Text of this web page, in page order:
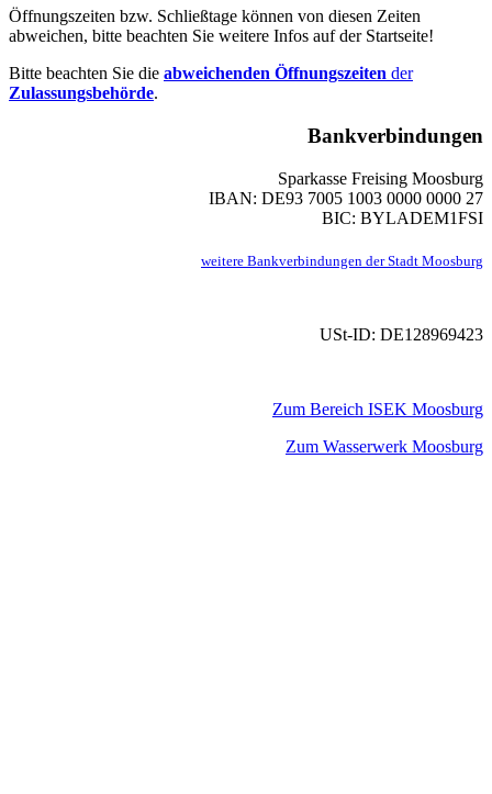
Öffnungszeiten bzw. Schließtage können von diesen Zeiten
abweichen, bitte beachten Sie weitere Infos auf der Startseite!
Bitte beachten Sie die abweichenden Öffnungszeiten der
Zulassungsbehörde.
Bankverbindungen
Sparkasse Freising Moosburg
IBAN: DE93 7005 1003 0000 0000 27
BIC: BYLADEM1FSI
weitere Bankverbindungen der Stadt Moosburg
USt-ID: DE128969423
Zum Bereich ISEK Moosburg
Zum Wasserwerk Moosburg